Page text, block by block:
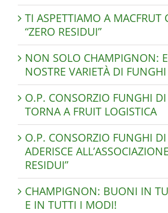
TI ASPETTIAMO A MACFRUT
“ZERO RESIDUI”
NON SOLO CHAMPIGNON:
NOSTRE VARIETÀ DI FUNGHI
O.P. CONSORZIO FUNGHI DI
TORNA A FRUIT LOGISTICA
O.P. CONSORZIO FUNGHI DI
ADERISCE
RESIDUI”
CHAMPIGNON: BUONI IN
E IN TUTTI I MODI!